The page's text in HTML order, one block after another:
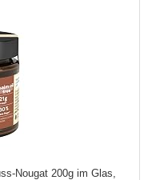
Nougat 200g im Glas,